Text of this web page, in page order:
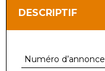
DESCRIPTIF
Numéro d’annonce